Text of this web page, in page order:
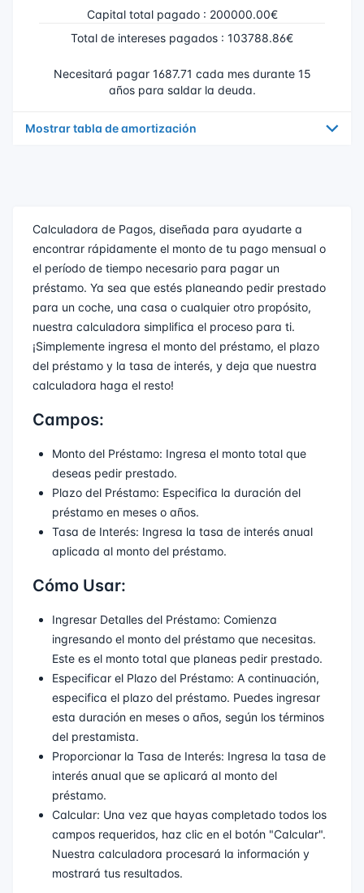
Capital total pagado: 200000.00€
Total de intereses pagados : 103788.86€
Necesitará pagar 1687.71 cada mes durante 15
años para saldar la deuda.
Mostrar tabla de amortización
Calculadora de Pagos, diseñada para ayudarte a
encontrar rápidamente el monto de tu pago mensual o
el período de tiempo necesario para pagar un
préstamo. Ya sea que estés planeando pedir prestado
para un coche, una casa o cualquier otro propósito,
nuestra calculadora simplifica el proceso para ti.
¡Simplemente ingresa el monto del préstamo, el plazo
del préstamo y la tasa de interés, y deja que nuestra
calculadora haga el resto!
Campos:
Monto del Préstamo: Ingresa el monto total que
deseas pedir prestado.
Plazo del Préstamo: Especifica la duración del
préstamo en meses o años.
Tasa de Interés: Ingresa la tasa de interés anual
aplicada al monto del préstamo.
Cómo Usar:
Ingresar Detalles del Préstamo: Comienza
ingresando el monto del préstamo que necesitas.
Este es el monto total que planeas pedir prestado.
Especificar el Plazo del Préstamo: A continuación,
especifica el plazo del préstamo. Puedes ingresar
esta duración en meses o años, según los términos
del prestamista.
Proporcionar la Tasa de Interés: Ingresa la tasa de
interés anual que se aplicará al monto del
préstamo.
Calcular: Una vez que hayas completado todos los
campos requeridos, haz clic en el botón "Calcular".
Nuestra calculadora procesará la información y
mostrará tus resultados.